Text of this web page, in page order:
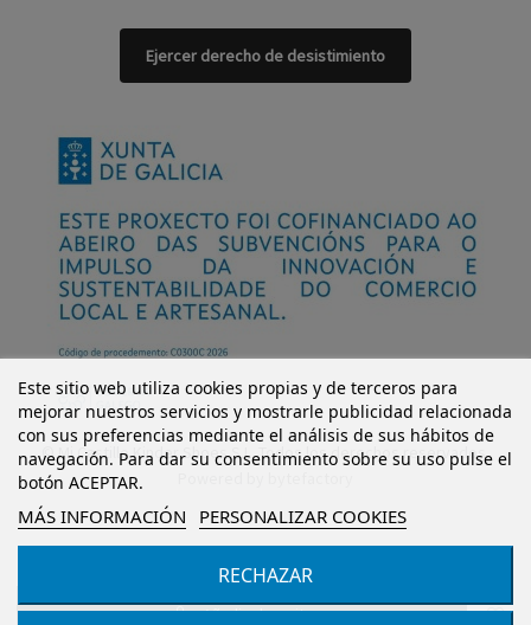
Añadir al carrito
Este sitio web utiliza cookies propias y de terceros para
mejorar nuestros servicios y mostrarle publicidad relacionada
con sus preferencias mediante el análisis de sus hábitos de
navegación. Para dar su consentimiento sobre su uso pulse el
botón ACEPTAR.
MÁS INFORMACIÓN PERSONALIZAR COOKIES
RECHAZAR
Ejercer derecho de desistimiento
© Mi Castillo Kinder Shoes S.L. Todos los derechos reservados.